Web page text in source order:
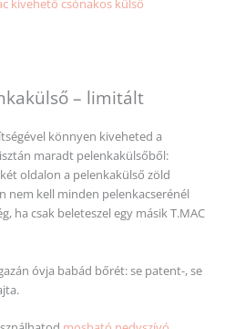
kivehető csónakos külső
– limitált
könnyen kiveheted a
maradt pelenkakülsőből:
oldalon a pelenkakülső zöld
nem kell minden pelenkacserénél
ha csak beleteszel egy másik T.MAC
óvja babád bőrét: se patent-, se